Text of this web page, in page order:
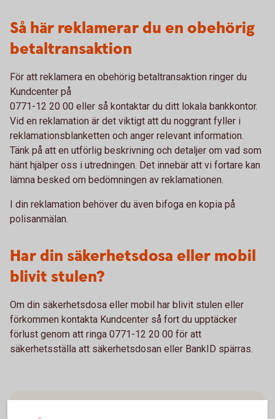
Så här reklamerar du en obehörig
betaltransaktion
För att reklamera en obehörig betaltransaktion ringer du
Kundcenter på
0771-12 20 00 eller så kontaktar du ditt lokala bankkontor.
Vid en reklamation är det viktigt att du noggrant fyller i
reklamationsblanketten och anger relevant information.
Tänk på att en utförlig beskrivning och detaljer om vad som
hänt hjälper oss i utredningen. Det innebär att vi fortare kan
lämna besked om bedömningen av reklamationen.
I din reklamation behöver du även bifoga en kopia på
polisanmälan.
Har din säkerhetsdosa eller mobil
blivit stulen?
Om din säkerhetsdosa eller mobil har blivit stulen eller
förkommen kontakta Kundcenter så fort du upptäcker
förlust genom att ringa 0771-12 20 00 för att
säkerhetsställa att säkerhetsdosan eller BankID spärras.